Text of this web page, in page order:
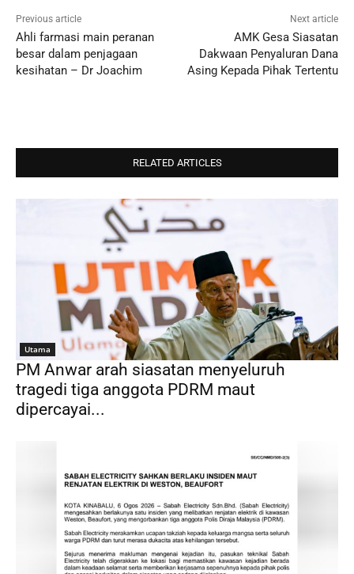
Previous article
Ahli farmasi main peranan
besar dalam penjagaan
kesihatan – Dr Joachim
Next article
AMK Gesa Siasatan
Dakwaan Penyaluran Dana
Asing Kepada Pihak Tertentu
RELATED ARTICLES
Utama
PM Anwar arah siasatan menyeluruh
tragedi tiga anggota PDRM maut
dipercayai...